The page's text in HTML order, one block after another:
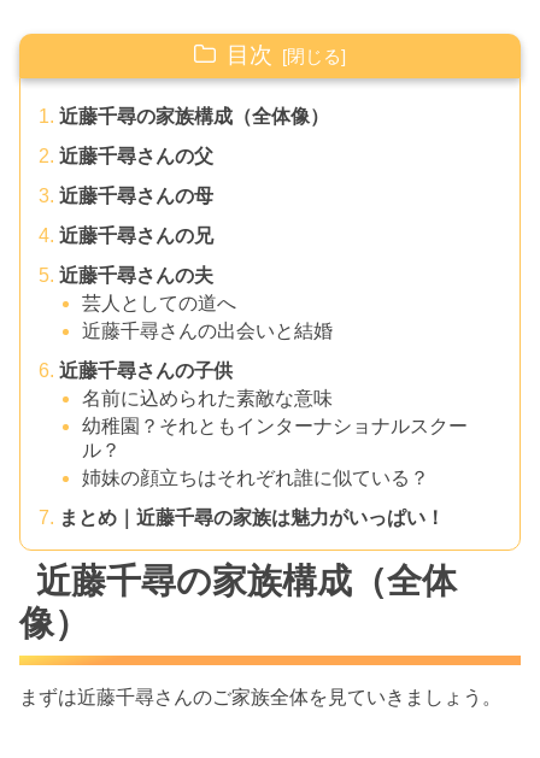
目次
近藤千尋の家族構成（全体像）
近藤千尋さんの父
近藤千尋さんの母
近藤千尋さんの兄
近藤千尋さんの夫
芸人としての道へ
近藤千尋さんの出会いと結婚
近藤千尋さんの子供
名前に込められた素敵な意味
幼稚園？それともインターナショナルスクー
ル？
姉妹の顔立ちはそれぞれ誰に似ている？
まとめ｜近藤千尋の家族は魅力がいっぱい！
近藤千尋の家族構成（全体
像）
まずは近藤千尋さんのご家族全体を見ていきましょう。